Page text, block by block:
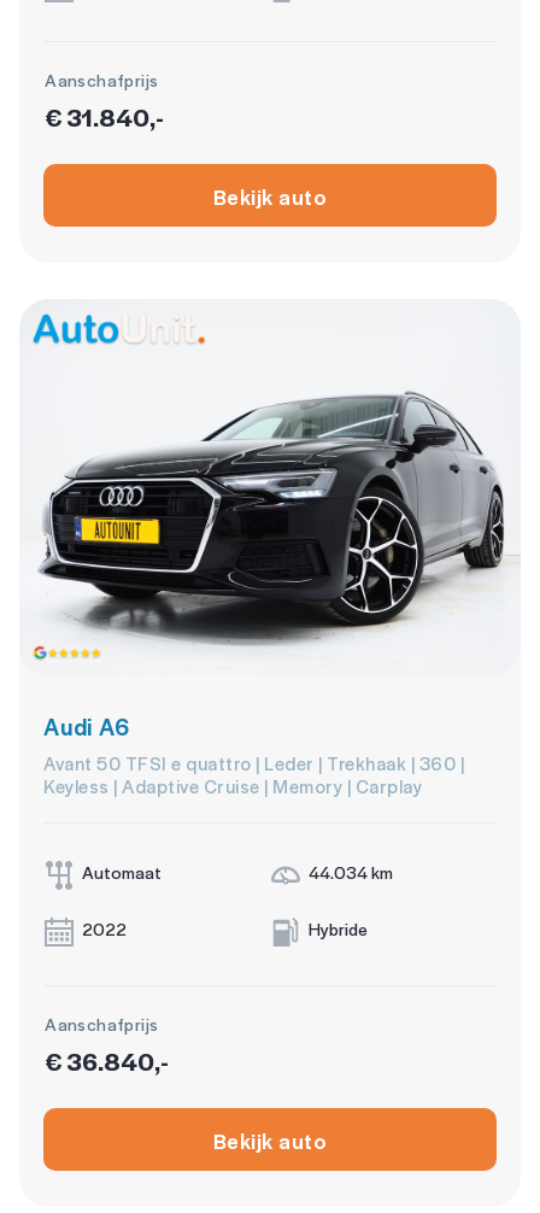
Aanschafprijs
€ 31.840,-
Bekijk auto
Audi A6
Avant 50 TFSI e quattro | Leder | Trekhaak | 360 |
Keyless | Adaptive Cruise | Memory | Carplay
Automaat 44.034 km
2022 Hybride
Aanschafprijs
€ 36.840,-
Bekijk auto